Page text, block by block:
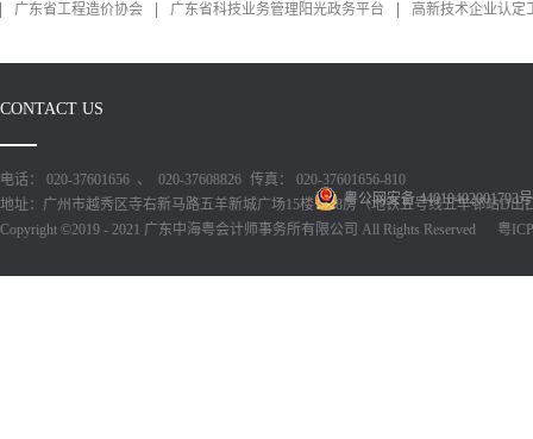
广东省工程造价协会
广东省科技业务管理阳光政务平台 高新技术企业认定
CONTACT US
电话： 020-37601656 、 020-37608826 传真： 020-37601656-810
地址：广州市越秀区寺右新马路五羊新城广场15楼1518房（地铁五号线五羊邨站D出
Copyright ©2019 - 2021 广东中海粤会计师事务所有限公司 All Rights Reserved
粤ICP
粤公网安备 44010402001793号